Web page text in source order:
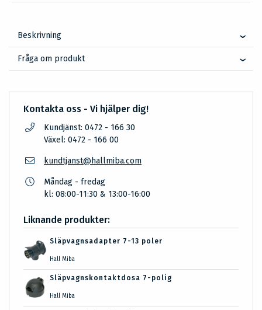
Beskrivning
Fråga om produkt
Kontakta oss - Vi hjälper dig!
Kundjänst: 0472 - 166 30
Växel: 0472 - 166 00
kundtjanst@hallmiba.com
Måndag - fredag
kl: 08:00-11:30 & 13:00-16:00
Liknande produkter:
Släpvagnsadapter 7-13 poler
Hall Miba
Släpvagnskontaktdosa 7-polig
Hall Miba